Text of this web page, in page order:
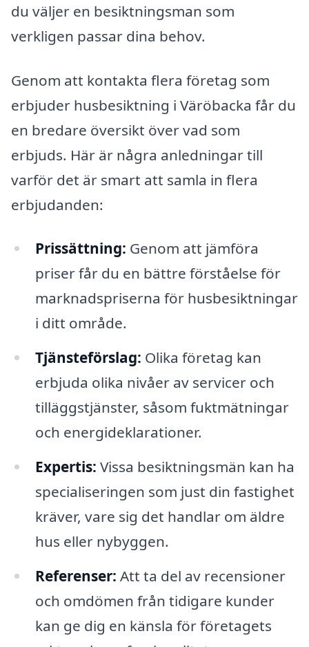
du väljer en besiktningsman som
verkligen passar dina behov.
Genom att kontakta flera företag som
erbjuder husbesiktning i Väröbacka får du
en bredare översikt över vad som
erbjuds. Här är några anledningar till
varför det är smart att samla in flera
erbjudanden:
Prissättning: Genom att jämföra
priser får du en bättre förståelse för
marknadspriserna för husbesiktningar
i ditt område.
Tjänsteförslag: Olika företag kan
erbjuda olika nivåer av servicer och
tilläggstjänster, såsom fuktmätningar
och energideklarationer.
Expertis: Vissa besiktningsmän kan ha
specialiseringen som just din fastighet
kräver, vare sig det handlar om äldre
hus eller nybyggen.
Referenser: Att ta del av recensioner
och omdömen från tidigare kunder
kan ge dig en känsla för företagets